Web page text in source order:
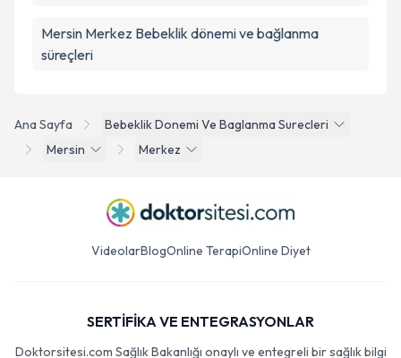
Ana Sayfa
Bebeklik Donemi Ve Baglanma Surecleri
Mersin
Merkez
Mersin Merkez Bebeklik dönemi ve bağlanma
süreçleri
VideolarBlogOnline TerapiOnline Diyet
SERTİFİKA VE ENTEGRASYONLAR
Doktorsitesi.com Sağlık Bakanlığı onaylı ve entegreli bir sağlık bilgi